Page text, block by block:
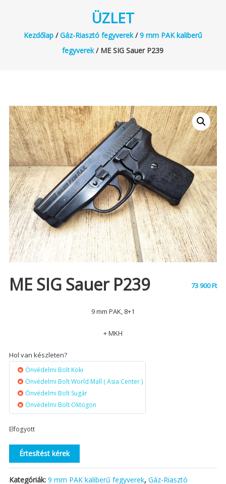
ÜZLET
Kezdőlap/Gáz-Riasztó fegyverek/9 mm PAK kaliberű
fegyverek/ ME SIG Sauer P239
ME SIG Sauer P239 73 900Ft
9 mm PAK, 8+1
+ MKH
Hol van készleten?
Önvédelmi Bolt Köki
Önvédelmi Bolt World Mall ( Asia Center )
Önvédelmi Bolt Sugár
Önvédelmi Bolt Oktogon
Elfogyott
Értesítést kérek
Kategóriák: 9 mm PAK kaliberű fegyverek, Gáz-Riasztó